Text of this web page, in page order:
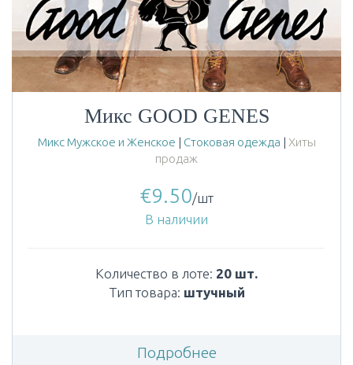
Микс GOOD GENES
Микс Мужское и Женское | Стоковая одежда | Хиты
продаж
€9.50/шт
В наличии
Количество в лоте: 20 шт.
Тип товара: штучный
Подробнее